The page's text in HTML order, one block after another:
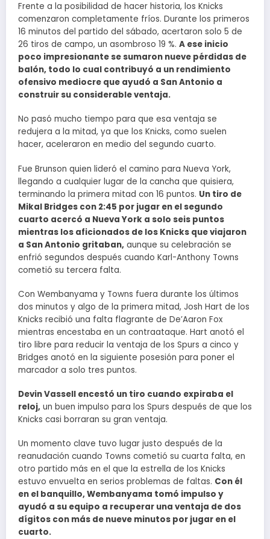
Frente a la posibilidad de hacer historia, los Knicks
comenzaron completamente fríos. Durante los primeros
16 minutos del partido del sábado, acertaron solo 5 de
26 tiros de campo, un asombroso 19 %. A ese inicio
poco impresionante se sumaron nueve pérdidas de
balón, todo lo cual contribuyó a un rendimiento
ofensivo mediocre que ayudó a San Antonio a
construir su considerable ventaja.
No pasó mucho tiempo para que esa ventaja se
redujera a la mitad, ya que los Knicks, como suelen
hacer, aceleraron en medio del segundo cuarto.
Fue Brunson quien lideró el camino para Nueva York,
llegando a cualquier lugar de la cancha que quisiera,
terminando la primera mitad con 16 puntos. Un tiro de
Mikal Bridges con 2:45 por jugar en el segundo
cuarto acercó a Nueva York a solo seis puntos
mientras los aficionados de los Knicks que viajaron
a San Antonio gritaban, aunque su celebración se
enfrió segundos después cuando Karl-Anthony Towns
cometió su tercera falta.
Con Wembanyama y Towns fuera durante los últimos
dos minutos y algo de la primera mitad, Josh Hart de los
Knicks recibió una falta flagrante de De’Aaron Fox
mientras encestaba en un contraataque. Hart anotó el
tiro libre para reducir la ventaja de los Spurs a cinco y
Bridges anotó en la siguiente posesión para poner el
marcador a solo tres puntos.
Devin Vassell encestó un tiro cuando expiraba el
reloj, un buen impulso para los Spurs después de que los
Knicks casi borraran su gran ventaja.
Un momento clave tuvo lugar justo después de la
reanudación cuando Towns cometió su cuarta falta, en
otro partido más en el que la estrella de los Knicks
estuvo envuelta en serios problemas de faltas. Con él
en el banquillo, Wembanyama tomó impulso y
ayudó a su equipo a recuperar una ventaja de dos
dígitos con más de nueve minutos por jugar en el
cuarto.